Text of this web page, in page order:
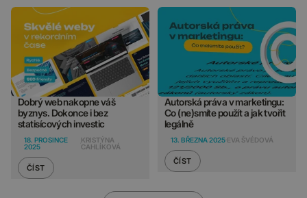
Dobrý web nakopne váš
byznys. Dokonce i bez
statisícových investic
18. PROSINCE
2025
KRISTÝNA
CAHLÍKOVÁ
ČÍST
Autorská práva v marketingu:
Co (ne)smíte použít a jak tvořit
legálně
13. BŘEZNA 2025 EVA ŠVÉDOVÁ
ČÍST